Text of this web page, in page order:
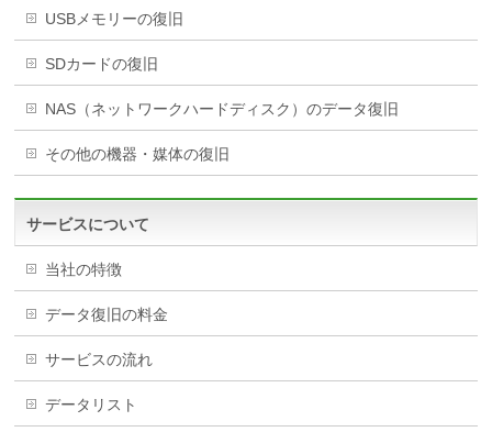
USBメモリーの復旧
SDカードの復旧
NAS（ネットワークハードディスク）のデータ復旧
その他の機器・媒体の復旧
サービスについて
当社の特徴
データ復旧の料金
サービスの流れ
データリスト